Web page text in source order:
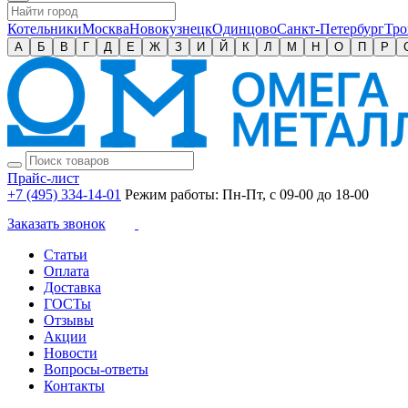
КотельникиМоскваНовокузнецкОдинцовоСанкт-Петербург
А Б В Г Д Е Ж З И Й К Л М Н О П Р
Прайс-лист
+7 (495) 334-14-01 Режим работы: Пн-Пт, с 09-00 до 18-00
Заказать звонок
Статьи
Оплата
Доставка
ГОСТы
Отзывы
Акции
Новости
Вопросы-ответы
Контакты